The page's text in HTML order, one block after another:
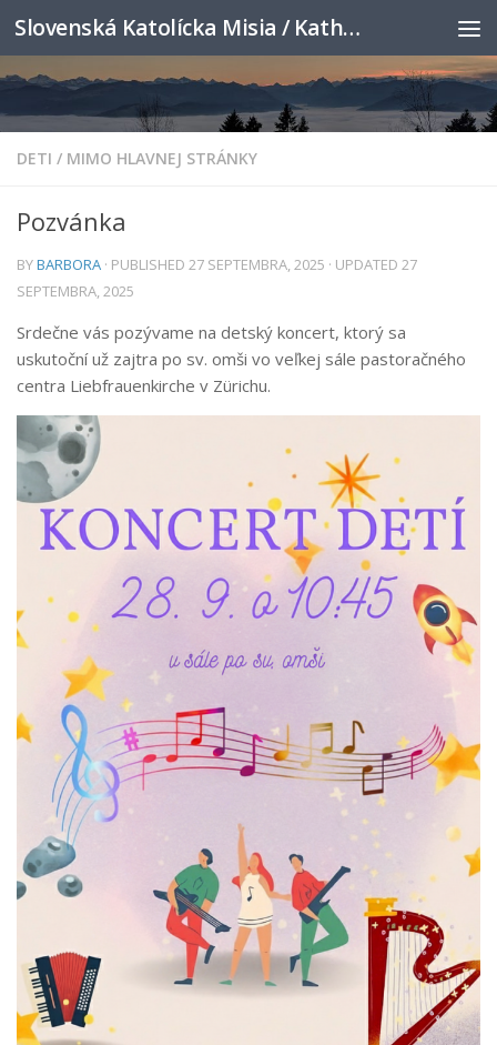
Skip to content Slovenská Katolícka Misia / Katholische Slowakenmission
DETI / MIMO HLAVNEJ STRÁNKY
Pozvánka
BYBARBORA · PUBLISHED 27 SEPTEMBRA, 2025 · UPDATED 27
SEPTEMBRA, 2025
Srdečne vás pozývame na detský koncert, ktorý sa
uskutoční už zajtra po sv. omši vo veľkej sále pastoračného
centra Liebfrauenkirche v Zürichu.